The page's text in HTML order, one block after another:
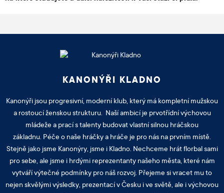
KANONÝŘI KLADNO
Kanonýři jsou progresivní, moderní klub, který má kompletní mužskou
a rostoucí ženskou strukturu. Naší ambicí je prvotřídní výchovou
mládeže a prací s talenty budovat vlastní silnou hráčskou
základnu. Péče o naše hráčky a hráče je pro nás na prvním místě.
Stejně jako jsme Kanonýry, jsme i Kladno. Nechceme hrát florbal sami
pro sebe, ale jsme i hrdými reprezentanty našeho města, které nám
vytváří výtečné podmínky pro náš rozvoj. Přejeme si vracet mu to
nejen skvělými výsledky, prezentací v Česku i ve světě, ale i výchovou